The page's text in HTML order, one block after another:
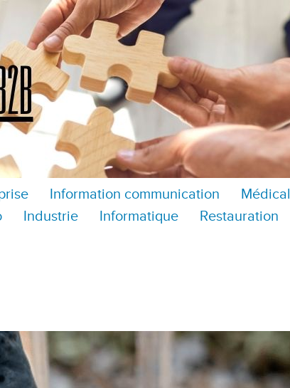
Information communication Médical
Industrie Informatique Restauration